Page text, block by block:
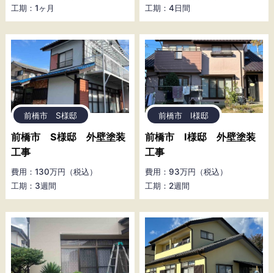
工期：1ヶ月
工期：4日間
前橋市 S様邸
前橋市 S様邸 外壁塗装
工事
費用：130万円（税込）
工期：3週間
前橋市 I様邸
前橋市 I様邸 外壁塗装
工事
費用：93万円（税込）
工期：2週間